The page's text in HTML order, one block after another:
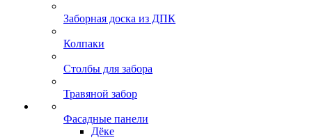
Заборная доска из ДПК
Колпаки
Столбы для забора
Травяной забор
Фасадные панели
Дёке